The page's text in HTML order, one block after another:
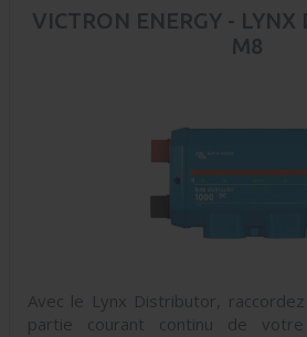
VICTRON ENERGY - LYNX
M8
Avec le Lynx Distributor,
partie courant continu de votre